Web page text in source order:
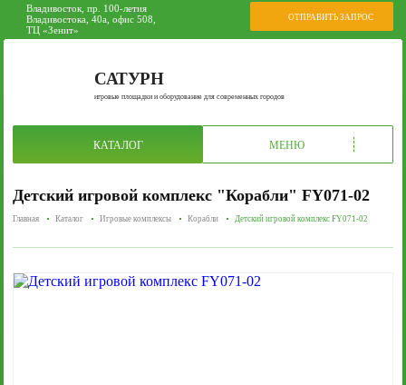
Владивосток, пр. 100-летия
Владивостока, 40а, офис 508,
ТЦ «Зенит»
ОТПРАВИТЬ ЗАПРОС
САТУРН
игровые площадки и оборудование для современных городов
КАТАЛОГ МЕНЮ
Детский игровой комплекс "Корабли" FY071-02
Главная Каталог Игровые комплексы Корабли Детский игровой комплекс FY071-02